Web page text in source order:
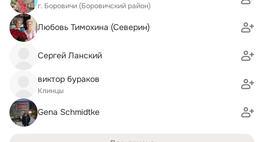
г. Боровичи (Боровичский район)
Любовь Тимохина (Северин)
Сергей Ланский
виктор бураков
Клинцы
Gena Schmidtke